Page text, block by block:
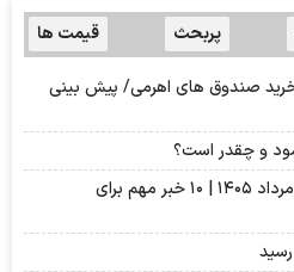
پربحث قیمت ها
صندوق های اهرمی/ پیش بینی
اخبار مهم بورس فردا شنبه ۲۰ مرداد ۱۴۰۵ | ۱۰ خبر مهم برای